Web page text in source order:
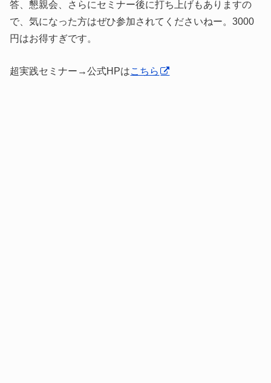
答、懇親会、さらにセミナー後に打ち上げもありますの
で、気になった方はぜひ参加されてくださいねー。3000
円はお得すぎです。
超実践セミナー→公式HPはこちら